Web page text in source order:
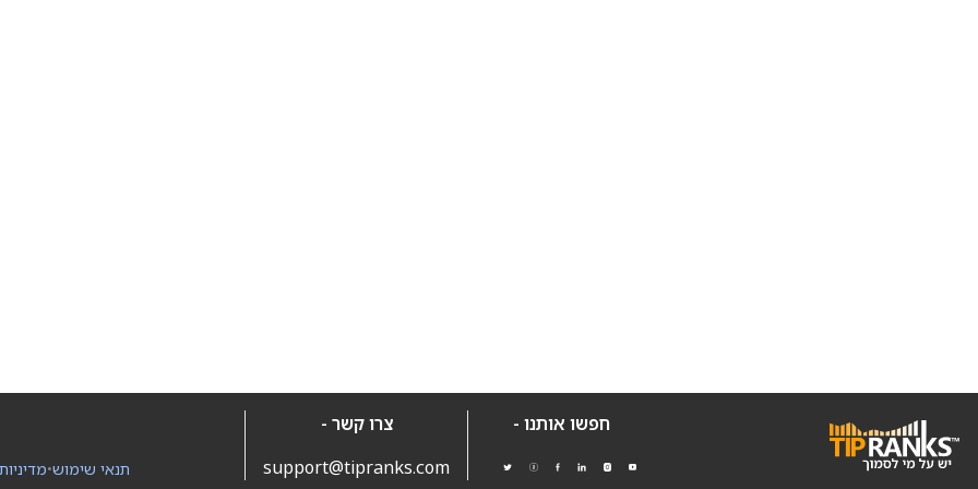
חפשו אותנו -
צרו קשר -
support@tipranks.com
•תנאי שימוש